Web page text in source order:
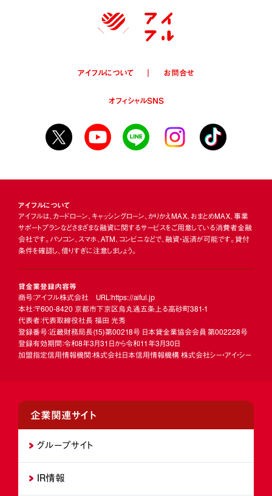
アイフルについて お問合せ
オフィシャルSNS
アイフルについて
アイフルは、カードローン、キャッシングローン、かりかえMAX、おまとめMAX、事業
サポートプランなどさまざまな融資に関するサービスをご用意している消費者金融
会社です。パソコン、スマホ、ATM、コンビニなどで、融資・返済が可能です。貸付
条件を確認し、借りすぎに注意しましょう。
貸金業登録内容等
商号：アイフル株式会社 URL：https://aiful.jp
本社：〒600-8420 京都市下京区烏丸通五条上る高砂町381-1
代表者：代表取締役社長 福田 光秀
登録番号：近畿財務局長(15)第00218号 日本貸金業協会会員 第002228号
登録有効期間：令和8年3月31日から令和11年3月30日
加盟指定信用情報機関：株式会社日本信用情報機構 株式会社シー・アイ・シー
企業関連サイト
グループサイト
IR情報